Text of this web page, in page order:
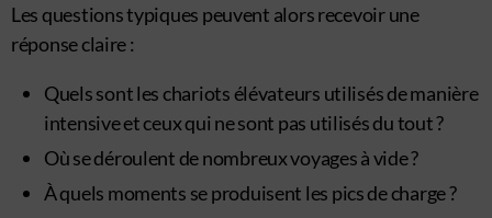
Les questions typiques peuvent alors recevoir une
réponse claire :
Quels sont les chariots élévateurs utilisés de manière
intensive et ceux qui ne sont pas utilisés du tout ?
Où se déroulent de nombreux voyages à vide ?
À quels moments se produisent les pics de charge ?